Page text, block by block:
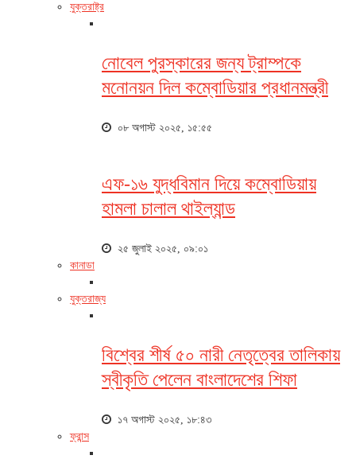
যুক্তরাষ্ট্র
নোবেল পুরস্কারের জন্য ট্রাম্পকে
মনোনয়ন দিল কম্বোডিয়ার প্রধানমন্ত্রী
০৮ অগাস্ট ২০২৫, ১৫:৫৫
এফ-১৬ যুদ্ধবিমান দিয়ে কম্বোডিয়ায়
হামলা চালাল থাইল্যান্ড
২৫ জুলাই ২০২৫, ০৯:০১
কানাডা
যুক্তরাজ্য
বিশ্বের শীর্ষ ৫০ নারী নেতৃত্বের তালিকায়
স্বীকৃতি পেলেন বাংলাদেশের শিফা
১৭ অগাস্ট ২০২৫, ১৮:৪৩
ফ্রান্স